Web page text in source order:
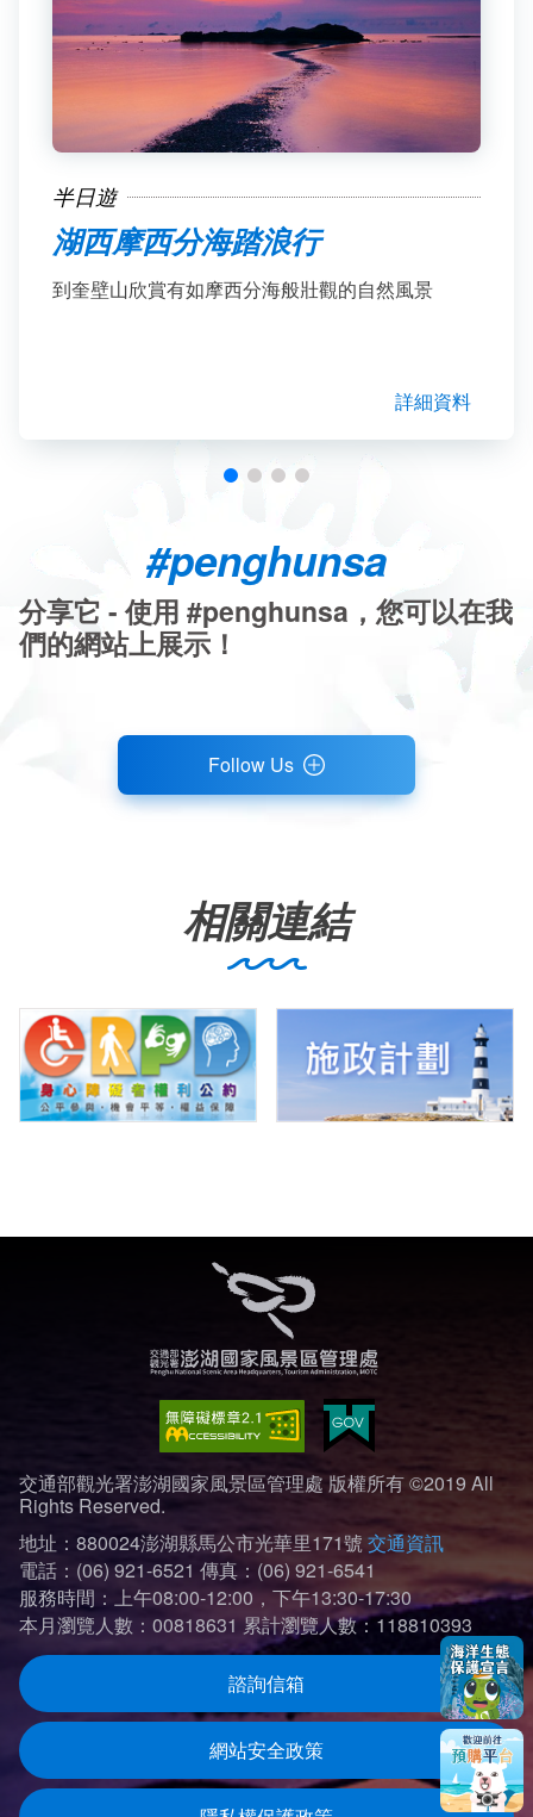
半日遊
湖西摩西分海踏浪行
到奎壁山欣賞有如摩西分海般壯觀的自然風景
詳細資料
#penghunsa
分享它 - 使用 #penghunsa，您可以在我
們的網站上展示！
Follow Us
相關連結
交通部觀光署澎湖國家風景區管理處 版權所有 ©2019 All
Rights Reserved.
地址：880024澎湖縣馬公市光華里171號 交通資訊
電話：(06) 921-6521 傳真：(06) 921-6541
服務時間：上午08:00-12:00，下午13:30-17:30
本月瀏覽人數：00818631 累計瀏覽人數：118810393
諮詢信箱
網站安全政策